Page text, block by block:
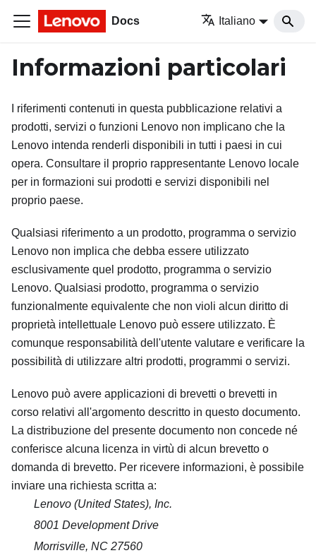
Docs Italiano
Informazioni particolari
I riferimenti contenuti in questa pubblicazione relativi a
prodotti, servizi o funzioni Lenovo non implicano che la
Lenovo intenda renderli disponibili in tutti i paesi in cui
opera. Consultare il proprio rappresentante Lenovo locale
per in formazioni sui prodotti e servizi disponibili nel
proprio paese.
Qualsiasi riferimento a un prodotto, programma o servizio
Lenovo non implica che debba essere utilizzato
esclusivamente quel prodotto, programma o servizio
Lenovo. Qualsiasi prodotto, programma o servizio
funzionalmente equivalente che non violi alcun diritto di
proprietà intellettuale Lenovo può essere utilizzato. È
comunque responsabilità dell'utente valutare e verificare la
possibilità di utilizzare altri prodotti, programmi o servizi.
Lenovo può avere applicazioni di brevetti o brevetti in
corso relativi all'argomento descritto in questo documento.
La distribuzione del presente documento non concede né
conferisce alcuna licenza in virtù di alcun brevetto o
domanda di brevetto. Per ricevere informazioni, è possibile
inviare una richiesta scritta a:
Lenovo (United States), Inc.
8001 Development Drive
Morrisville, NC 27560